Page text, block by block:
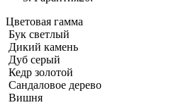
Цветовая гамма
Бук светлый
Дикий камень
Дуб серый
Кедр золотой
Сандаловое дерево
Вишня